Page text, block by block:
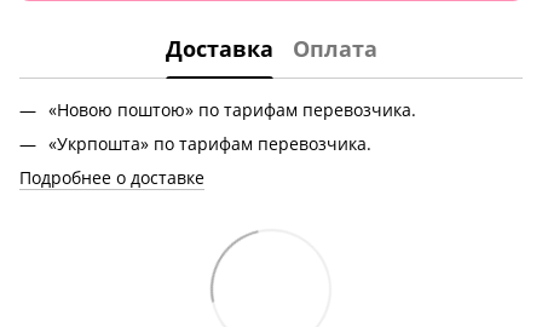
Доставка Оплата
«Новою поштою» по тарифам перевозчика.
«Укрпошта» по тарифам перевозчика.
Подробнее о доставке